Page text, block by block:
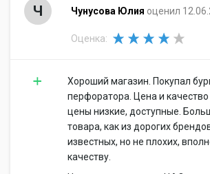
Ч Чунусова Юлия оценил
Оценка:
Хороший магазин. Покупал
перфоратора. Цена и
цены низкие, доступные.
товара, как из дорогих
известных, но не плохих,
качеству.